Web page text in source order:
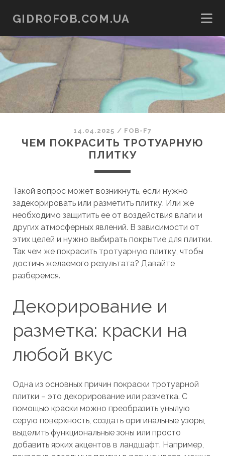
GIDROFOB.COM.UA
14.04.2025 / FOB-F7
ЧЕМ ПОКРАСИТЬ ТРОТУАРНУЮ
ПЛИТКУ
Такой вопрос может возникнуть, если нужно
задекорировать или разметить плитку. Или же
необходимо защитить ее от воздействия влаги и
других атмосферных явлений. В зависимости от
этих целей и нужно выбирать покрытие для плитки.
Так чем же покрасить тротуарную плитку, чтобы
достичь желаемого результата? Давайте
разберемся.
Декорирование и
разметка: краски на
любой вкус
Одна из основных причин покраски тротуарной
плитки – это декорирование или разметка. С
помощью краски можно преобразить унылую
серую поверхность, создать оригинальные узоры,
выделить функциональные зоны или просто
добавить ярких акцентов в ландшафт. Например,